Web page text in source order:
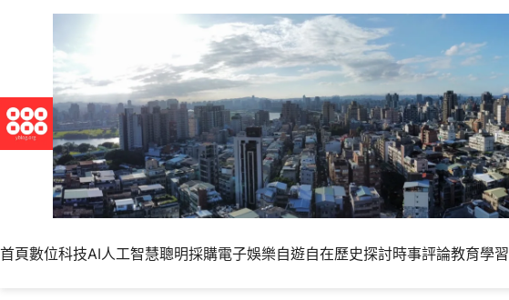
首頁數位科技AI人工智慧聰明採購電子娛樂自遊自在歷史探討時事評論教育學習